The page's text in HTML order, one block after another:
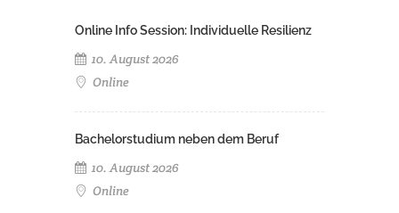
Online Info Session: Individuelle Resilienz
10. August 2026
Online
Bachelorstudium neben dem Beruf
10. August 2026
Online